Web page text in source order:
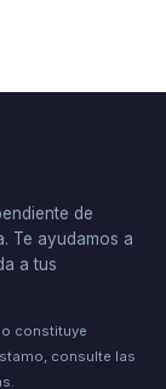
de
Te ayudamos a
a tus
constituye
consulte las